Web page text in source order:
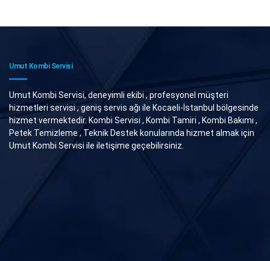
Umut Kombi Servisi
Umut Kombi Servisi, deneyimli ekibi , profesyonel müşteri
hizmetleri servisi , geniş servis ağı ile Kocaeli-İstanbul bölgesinde
hizmet vermektedir. Kombi Servisi , Kombi Tamiri , Kombi Bakımı ,
Petek Temizleme , Teknik Destek konularında hizmet almak için
Umut Kombi Servisi ile iletişime geçebilirsiniz.